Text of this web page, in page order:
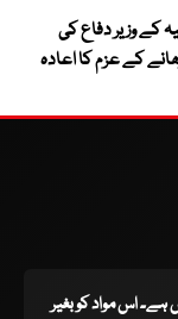
کے وزیر دفاع کی
کے عزم کا اعادہ
ہے۔ اس مواد کو بغیر